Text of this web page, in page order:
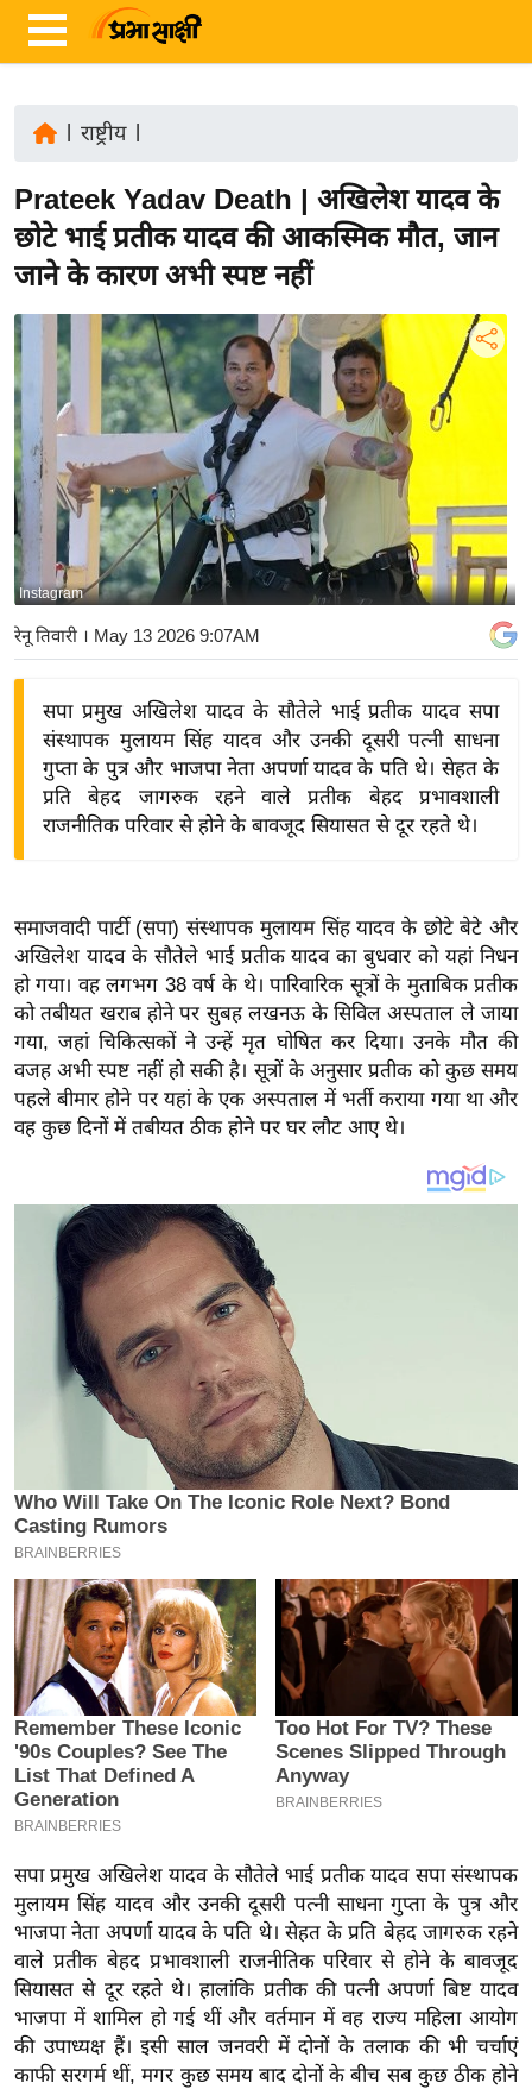
ज़ा
ख
र
अं
त
र्रा
ष्ट्री
य
बि
ज़
ने
द्यो
वि
शे
ष
ज्ञ
रा
य
ब
ज
खे
0
2
6
क्रा
इ
म
ई
-
पे
प
र
सा
ल
बे
मि
सा
ल
राष्ट्रीय|
Prateek Yadav Death | अखिलेश यादव के
छोटे भाई प्रतीक यादव की आकस्मिक मौत, जान
जाने के कारण अभी स्पष्ट नहीं
Instagram
रेनू तिवारी । May 13 2026 9:07AM
सपा प्रमुख अखिलेश यादव के सौतेले भाई प्रतीक यादव सपा
संस्थापक मुलायम सिंह यादव और उनकी दूसरी पत्नी साधना
गुप्ता के पुत्र और भाजपा नेता अपर्णा यादव के पति थे। सेहत के
प्रति बेहद जागरुक रहने वाले प्रतीक बेहद प्रभावशाली
राजनीतिक परिवार से होने के बावजूद सियासत से दूर रहते थे।
समाजवादी पार्टी (सपा) संस्थापक मुलायम सिंह यादव के छोटे बेटे और
अखिलेश यादव के सौतेले भाई प्रतीक यादव का बुधवार को यहां निधन
हो गया। वह लगभग 38 वर्ष के थे। पारिवारिक सूत्रों के मुताबिक प्रतीक
को तबीयत खराब होने पर सुबह लखनऊ के सिविल अस्पताल ले जाया
गया, जहां चिकित्सकों ने उन्हें मृत घोषित कर दिया। उनके मौत की
वजह अभी स्पष्ट नहीं हो सकी है। सूत्रों के अनुसार प्रतीक को कुछ समय
पहले बीमार होने पर यहां के एक अस्पताल में भर्ती कराया गया था और
वह कुछ दिनों में तबीयत ठीक होने पर घर लौट आए थे।
सपा प्रमुख अखिलेश यादव के सौतेले भाई प्रतीक यादव सपा संस्थापक
मुलायम सिंह यादव और उनकी दूसरी पत्नी साधना गुप्ता के पुत्र और
भाजपा नेता अपर्णा यादव के पति थे। सेहत के प्रति बेहद जागरुक रहने
वाले प्रतीक बेहद प्रभावशाली राजनीतिक परिवार से होने के बावजूद
सियासत से दूर रहते थे। हालांकि प्रतीक की पत्नी अपर्णा बिष्ट यादव
भाजपा में शामिल हो गई थीं और वर्तमान में वह राज्य महिला आयोग
की उपाध्यक्ष हैं। इसी साल जनवरी में दोनों के तलाक की भी चर्चाएं
काफी सरगर्म थीं, मगर कुछ समय बाद दोनों के बीच सब कुछ ठीक होने